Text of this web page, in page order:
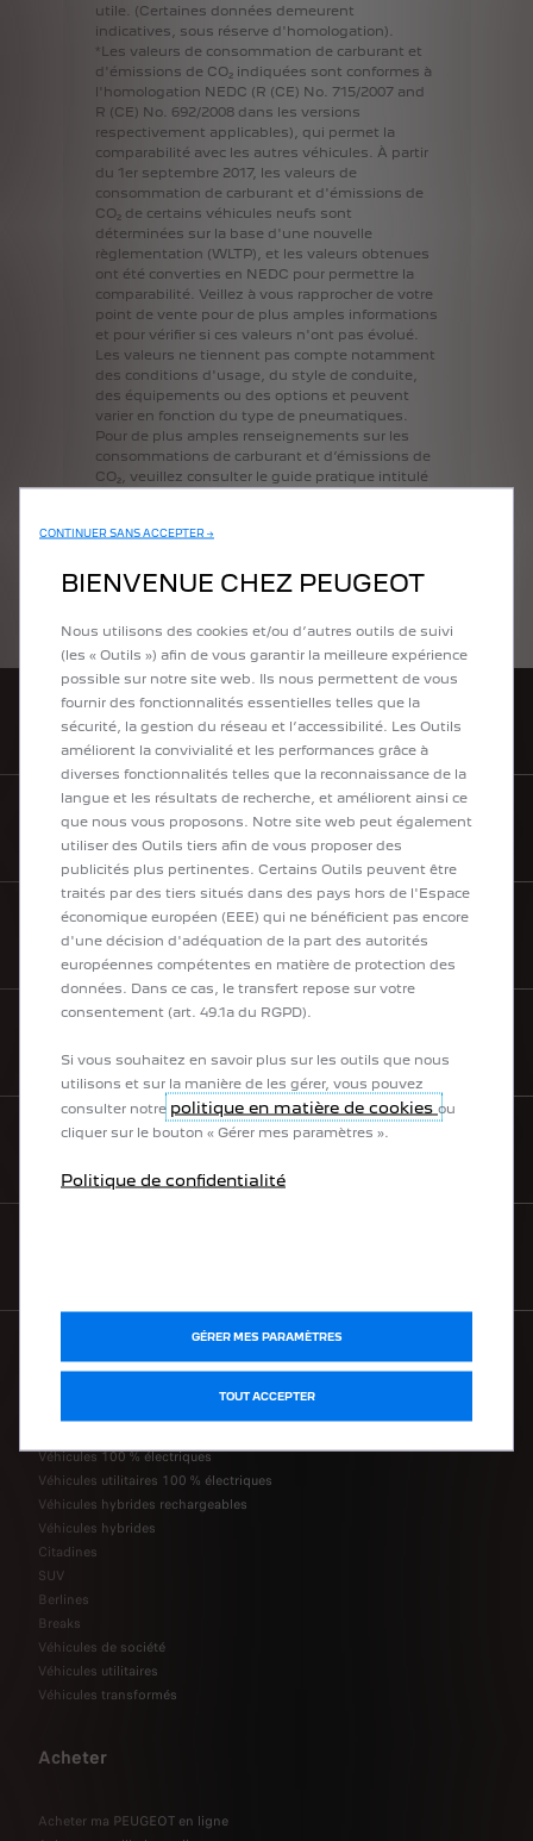
utile. (Certaines données demeurent
indicatives, sous réserve d'homologation).
*Les valeurs de consommation de carburant et
d'émissions de CO₂ indiquées sont conformes à
l'homologation NEDC (R (CE) No. 715/2007 and
R (CE) No. 692/2008 dans les versions
respectivement applicables), qui permet la
comparabilité avec les autres véhicules. À partir
du 1er septembre 2017, les valeurs de
consommation de carburant et d'émissions de
CO₂ de certains véhicules neufs sont
déterminées sur la base d'une nouvelle
règlementation (WLTP), et les valeurs obtenues
ont été converties en NEDC pour permettre la
comparabilité. Veillez à vous rapprocher de votre
point de vente pour de plus amples informations
et pour vérifier si ces valeurs n'ont pas évolué.
Les valeurs ne tiennent pas compte notamment
des conditions d'usage, du style de conduite,
des équipements ou des options et peuvent
varier en fonction du type de pneumatiques.
Pour de plus amples renseignements sur les
consommations de carburant et d’émissions de
CO₂, veuillez consulter le guide pratique intitulé
particuliers neufs
l’ADEME - Agence de l’Environnement et de la
Maîtrise de l’Énergie (Éditions, 2 square
sur http://www.carlabelling.ademe.fr/.
ACHETEZ EN LIGNE
TROUVEZ UN POINT DE VENTE
BOUTIQUE LIFESTYLE
Véhicules 100 % électriques
Véhicules utilitaires 100 % électriques
Véhicules hybrides rechargeables
Véhicules hybrides
Citadines
SUV
Berlines
Breaks
Véhicules de société
Véhicules utilitaires
Véhicules transformés
Acheter
Acheter ma PEUGEOT en ligne
CONTINUER SANS ACCEPTER →
BIENVENUE CHEZ PEUGEOT
Nous utilisons des cookies et/ou d’autres outils de suivi
(les « Outils ») afin de vous garantir la meilleure expérience
possible sur notre site web. Ils nous permettent de vous
fournir des fonctionnalités essentielles telles que la
sécurité, la gestion du réseau et l’accessibilité. Les Outils
améliorent la convivialité et les performances grâce à
diverses fonctionnalités telles que la reconnaissance de la
langue et les résultats de recherche, et améliorent ainsi ce
que nous vous proposons. Notre site web peut également
utiliser des Outils tiers afin de vous proposer des
publicités plus pertinentes. Certains Outils peuvent être
traités par des tiers situés dans des pays hors de l'Espace
économique européen (EEE) qui ne bénéficient pas encore
d'une décision d'adéquation de la part des autorités
européennes compétentes en matière de protection des
données. Dans ce cas, le transfert repose sur votre
consentement (art. 49.1a du RGPD).
Si vous souhaitez en savoir plus sur les outils que nous
utilisons et sur la manière de les gérer, vous pouvez
consulter notre politique en matière de cookies ou
cliquer sur le bouton « Gérer mes paramètres ».
Politique de confidentialité
GÉRER MES PARAMÈTRES
TOUT ACCEPTER